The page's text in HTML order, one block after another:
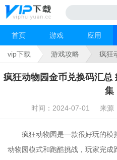
首页 游戏 应用
vip下载 游戏攻略 疯狂
疯狂动物园金币兑换码汇总
集
时间：2024-07-01 来源
疯狂动物园是一款很好玩的模
动物园模式和跑酷挑战，玩家完成